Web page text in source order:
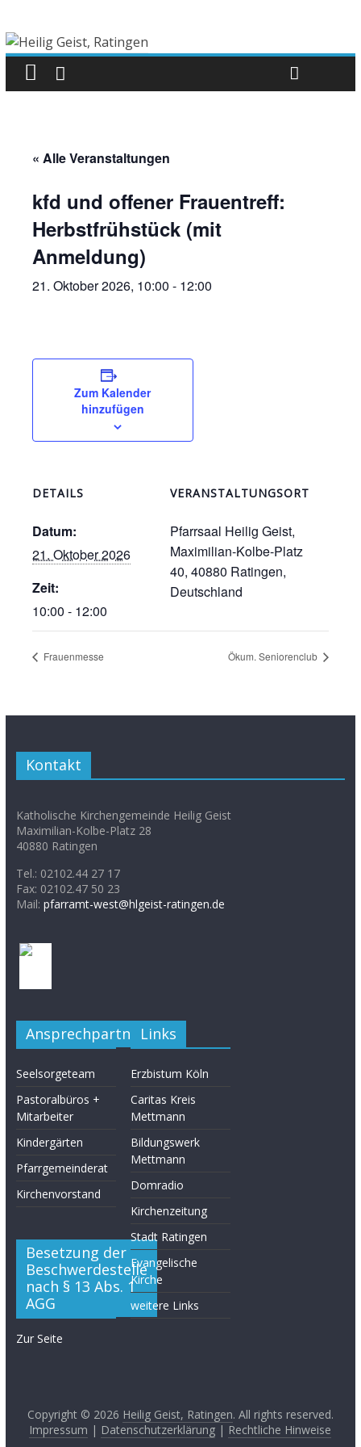
« Alle Veranstaltungen
kfd und offener Frauentreff:
Herbstfrühstück (mit
Anmeldung)
21. Oktober 2026, 10:00 - 12:00
Zum Kalender
hinzufügen
DETAILS
Datum:
21. Oktober 2026
Zeit:
10:00 - 12:00
VERANSTALTUNGSORT
Pfarrsaal Heilig Geist,
Maximilian-Kolbe-Platz
40, 40880 Ratingen,
Deutschland
Frauenmesse Ökum. Seniorenclub
Kontakt
Katholische Kirchengemeinde Heilig Geist
Maximilian-Kolbe-Platz 28
40880 Ratingen
Tel.: 02102.44 27 17
Fax: 02102.47 50 23
Mail: pfarramt-west@hlgeist-ratingen.de
Ansprechpartner
Seelsorgeteam
Pastoralbüros +
Mitarbeiter
Kindergärten
Pfarrgemeinderat
Kirchenvorstand
Besetzung der
Beschwerdestelle
nach § 13 Abs. 1
AGG
Zur Seite
Links
Erzbistum Köln
Caritas Kreis
Mettmann
Bildungswerk
Mettmann
Domradio
Kirchenzeitung
Stadt Ratingen
Evangelische
Kirche
weitere Links
Copyright © 2026 Heilig Geist, Ratingen. All rights reserved.
Impressum | Datenschutzerklärung | Rechtliche Hinweise